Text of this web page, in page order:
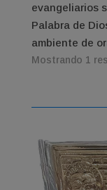
evangeliarios
Palabra de
ambiente de
Mostrando 1